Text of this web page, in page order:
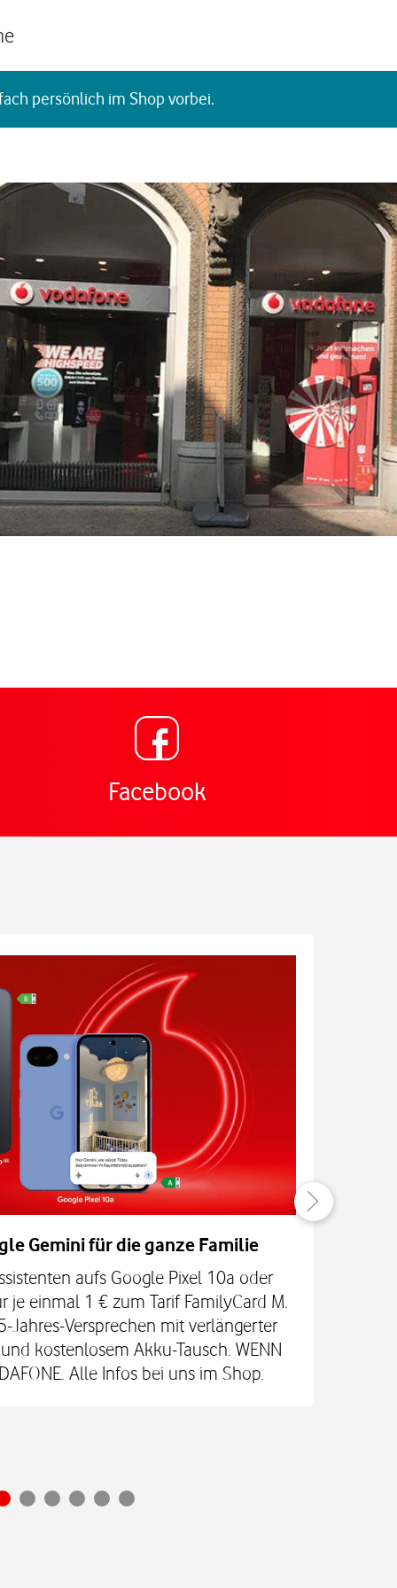
persönlich im Shop vorbei.
Facebook
Gemini für die ganze Familie
aufs Google Pixel 10a oder
je einmal 1 € zum Tarif FamilyCard M.
Jahres-Versprechen mit verlängerter
kostenlosem Akku-Tausch. WENN
Alle Infos bei uns im Shop.